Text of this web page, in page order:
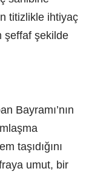
titizlikle ihtiyaç
şeffaf şekilde
Bayramı’nın
taşıdığını
umut, bir